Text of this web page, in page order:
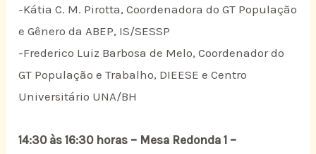
-Kátia C. M. Pirotta, Coordenadora do GT População
e Gênero da ABEP, IS/SESSP
-Frederico Luiz Barbosa de Melo, Coordenador do
GT População e Trabalho, DIEESE e Centro
Universitário UNA/BH
14:30 às 16:30 horas – Mesa Redonda 1 –